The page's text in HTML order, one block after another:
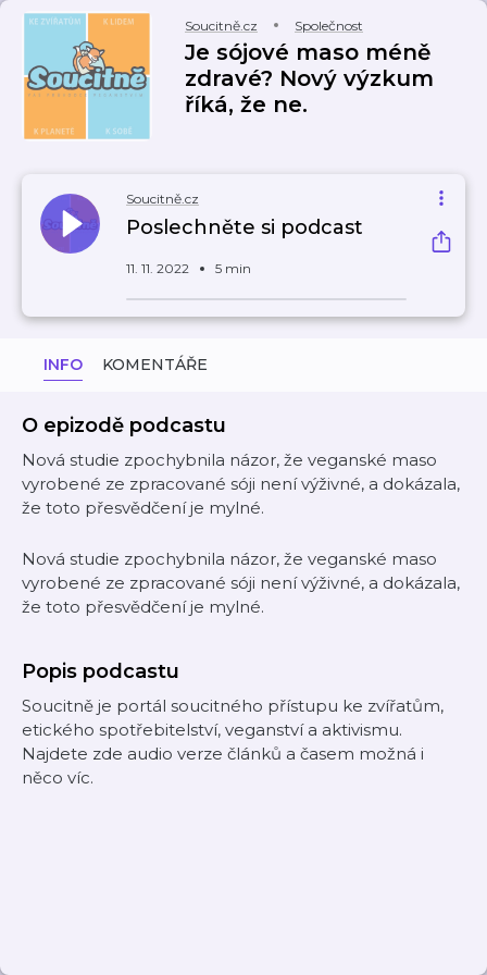
Soucitně.cz Společnost
Je sójové maso méně
zdravé? Nový výzkum
říká, že ne.
Soucitně.cz
Poslechněte si podcast
11. 11. 2022 5 min
INFO KOMENTÁŘE
O epizodě podcastu
Nová studie zpochybnila názor, že veganské maso
vyrobené ze zpracované sóji není výživné, a dokázala,
že toto přesvědčení je mylné.
Nová studie zpochybnila názor, že veganské maso
vyrobené ze zpracované sóji není výživné, a dokázala,
že toto přesvědčení je mylné.
Popis podcastu
Soucitně je portál soucitného přístupu ke zvířatům,
etického spotřebitelství, veganství a aktivismu.
Najdete zde audio verze článků a časem možná i
něco víc.